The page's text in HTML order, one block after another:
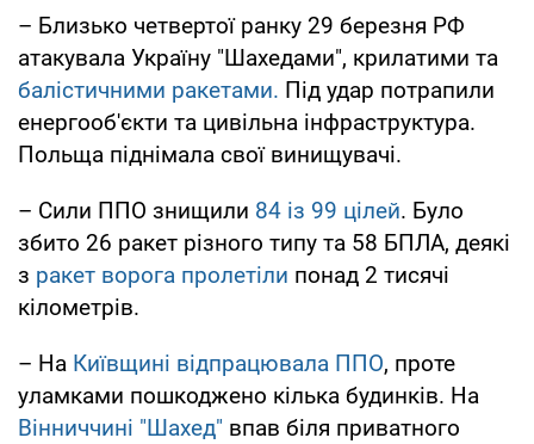
– Близько четвертої ранку 29 березня РФ
атакувала Україну "Шахедами", крилатими та
балістичними ракетами. Під удар потрапили
енергооб'єкти та цивільна інфраструктура.
Польща піднімала свої винищувачі.
– Сили ППО знищили 84 із 99 цілей. Було
збито 26 ракет різного типу та 58 БПЛА, деякі
з ракет ворога пролетіли понад 2 тисячі
кілометрів.
– На Київщині відпрацювала ППО, проте
уламками пошкоджено кілька будинків. На
Вінниччині "Шахед" впав біля приватного